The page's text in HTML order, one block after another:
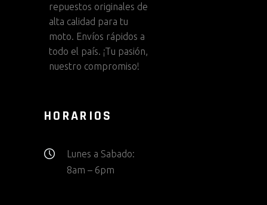
repuestos originales de
alta calidad para tu
moto. Envíos rápidos a
todo el país. ¡Tu pasión,
nuestro compromiso!
HORARIOS
Lunes a Sabado:
8am – 6pm